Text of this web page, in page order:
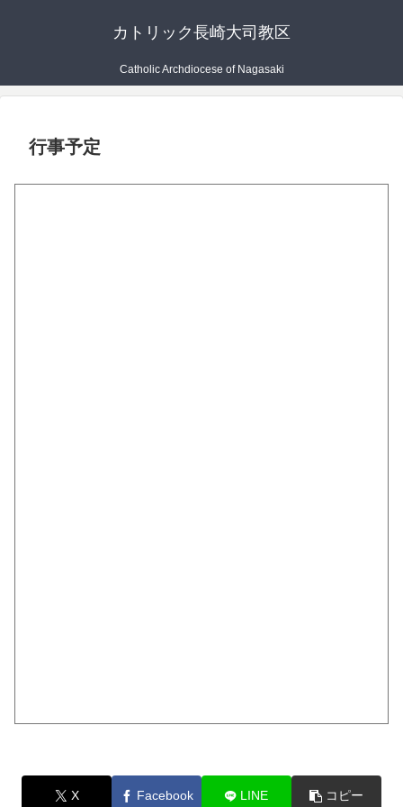
カトリック長崎大司教区
Catholic Archdiocese of Nagasaki
行事予定
X Facebook LINE コピー